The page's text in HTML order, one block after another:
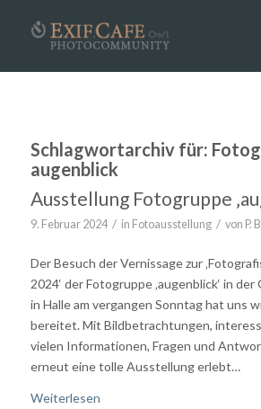
Schlagwortarchiv für:
augenblick
Ausstellung Fotogruppe
9. Februar 2024 / in Fotoausstellung / von P.
Der Besuch der Vernissage zur
2024‘ der Fotogruppe ‚augenblick‘ in
in Halle am vergangen Sonntag hat uns
bereitet. Mit Bildbetrachtungen,
vielen Informationen, Fragen und
erneut eine tolle Ausstellung erlebt…
Weiterlesen